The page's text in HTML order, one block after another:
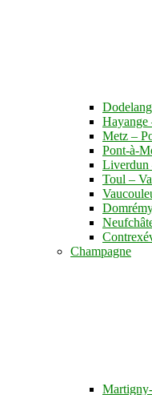
Hayange
Metz –
Pont-à-
Liverdun
Toul –
Champagne